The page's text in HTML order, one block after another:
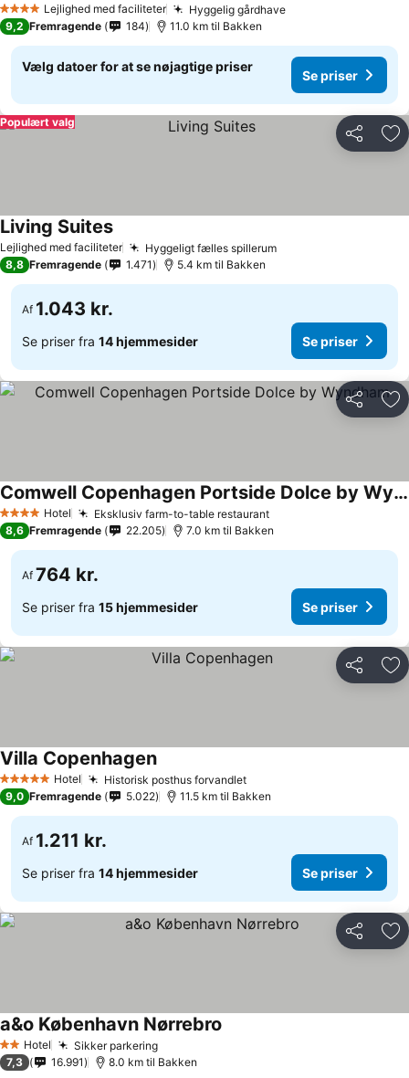
4 StjernerLejlighed med faciliteter Hyggelig gårdhave
9,2 Fremragende 184 11.0 km til Bakken
Vælg datoer for at se nøjagtige priser
Se priser
Del
Populært valg
Lejlighed med faciliteter Hyggeligt fælles spillerum
Living Suites
8,8 Fremragende 1.471 5.4 km til Bakken
Af 1.043 kr.
Se priser fra 14 hjemmesider Se priser
Del
4 StjernerHotel Eksklusiv farm-to-table restaurant
Comwell Copenhagen Portside Dolce by Wyndham
8,6 Fremragende 22.205 7.0 km til Bakken
Af 764 kr.
Se priser fra 15 hjemmesider Se priser
Del
5 Stjerner Hotel Historisk posthus forvandlet
Villa Copenhagen
9,0 Fremragende 5.022 11.5 km til Bakken
Af 1.211 kr.
Se priser fra 14 hjemmesider Se priser
Del
2 Stjerner
Hotel Sikker parkering
a&o København Nørrebro
7,3 16.991 8.0 km til Bakken